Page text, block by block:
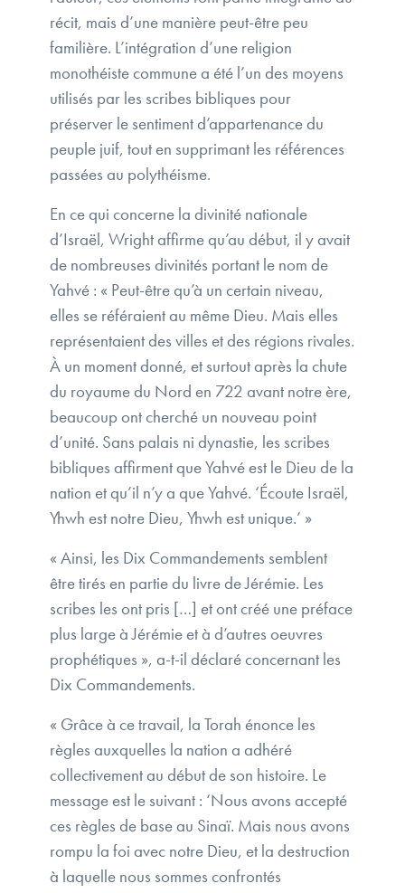
récit, mais d’une manière peut-être peu
familière. L’intégration d’une religion
monothéiste commune a été l’un des moyens
utilisés par les scribes bibliques pour
préserver le sentiment d’appartenance du
peuple juif, tout en supprimant les références
passées au polythéisme.
En ce qui concerne la divinité nationale
d’Israël, Wright affirme qu’au début, il y avait
de nombreuses divinités portant le nom de
Yahvé : « Peut-être qu’à un certain niveau,
elles se référaient au même Dieu. Mais elles
représentaient des villes et des régions rivales.
À un moment donné, et surtout après la chute
du royaume du Nord en 722 avant notre ère,
beaucoup ont cherché un nouveau point
d’unité. Sans palais ni dynastie, les scribes
bibliques affirment que Yahvé est le Dieu de la
nation et qu’il n’y a que Yahvé. ‘Écoute Israël,
Yhwh est notre Dieu, Yhwh est unique.’ »
« Ainsi, les Dix Commandements semblent
être tirés en partie du livre de Jérémie. Les
scribes les ont pris […] et ont créé une préface
plus large à Jérémie et à d’autres oeuvres
prophétiques », a-t-il déclaré concernant les
Dix Commandements.
« Grâce à ce travail, la Torah énonce les
règles auxquelles la nation a adhéré
collectivement au début de son histoire. Le
message est le suivant : ‘Nous avons accepté
ces règles de base au Sinaï. Mais nous avons
rompu la foi avec notre Dieu, et la destruction
à laquelle nous sommes confrontés